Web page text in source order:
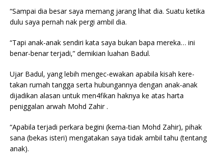
“Sampai dia besar saya memang jarang lihat dia. Suatu ketika
dulu saya pernah nak pergi ambil dia.
“Tapi anak-anak sendiri kata saya bukan bapa mereka… ini
benar-benar terjadi,” demikian luahan Badul.
Ujar Badul, yang lebih mengec-ewakan apabila kisah kere-
takan rumah tangga serta hubungannya dengan anak-anak
dijadikan alasan untuk men4fikan haknya ke atas harta
peniggalan arwah Mohd Zahir .
“Apabila terjadi perkara begini (kema-tian Mohd Zahir), pihak
sana (bekas isteri) mengatakan saya tidak ambil tahu (tentang
anak).